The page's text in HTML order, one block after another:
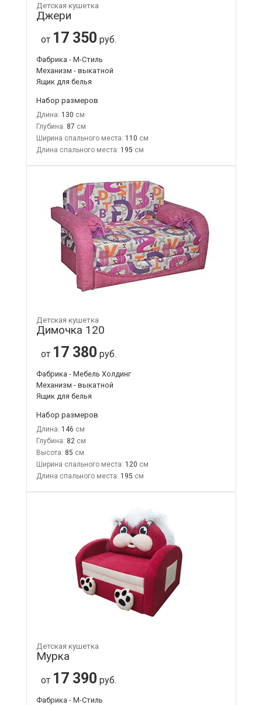
Детская кушетка
Джери
от 17 350 руб.
Фабрика - М-Стиль
Механизм - выкатной
Ящик для белья
Набор размеров
Длина: 130
Глубина: 87
Ширина спального места: 110
Длина спального места: 195
Детская кушетка
Димочка 120
от 17 380 руб.
Фабрика - Мебель Холдинг
Механизм - выкатной
Ящик для белья
Набор размеров
Длина: 146
Глубина: 82
Высота: 85
Ширина спального места: 120
Длина спального места: 195
Детская кушетка
Мурка
от 17 390 руб.
Фабрика - М-Стиль